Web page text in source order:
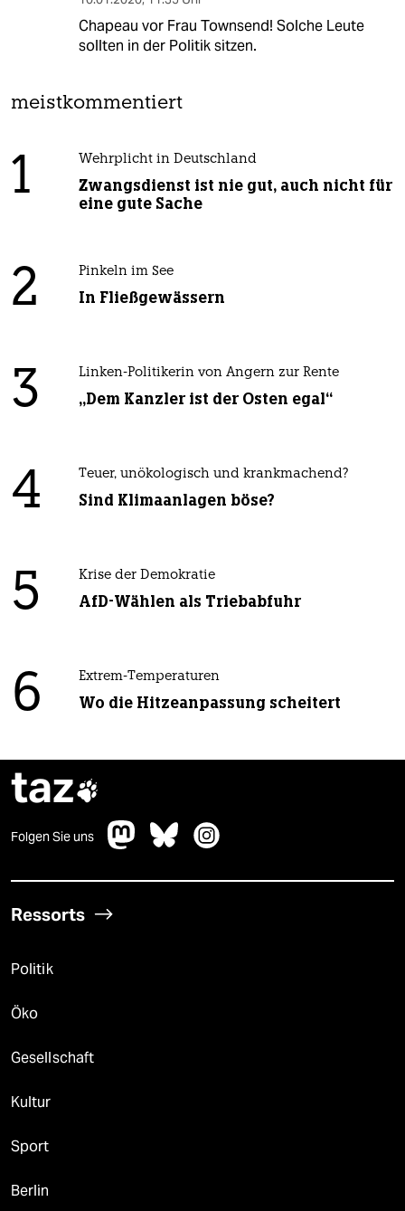
Chapeau vor Frau Townsend! Solche Leute
sollten in der Politik sitzen.
meistkommentiert
1 Wehrplicht in Deutschland
Zwangsdienst ist nie gut, auch nicht für
eine gute Sache
2 Pinkeln im See
In Fließgewässern
3 Linken-Politikerin von Angern zur Rente
„Dem Kanzler ist der Osten egal“
4 Teuer, unökologisch und krankmachend?
Sind Klimaanlagen böse?
5 Krise der Demokratie
AfD-Wählen als Triebabfuhr
6 Extrem-Temperaturen
Wo die Hitzeanpassung scheitert
taz
Folgen Sie uns
Ressorts
Politik
Öko
Gesellschaft
Kultur
Sport
Berlin